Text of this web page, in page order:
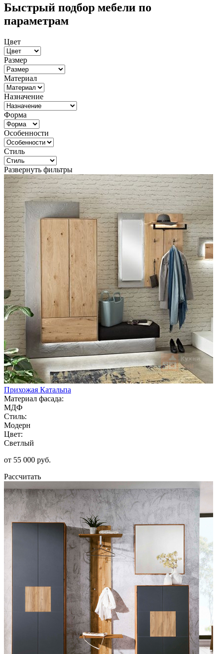
Быстрый подбор мебели по
параметрам
Цвет
Размер
Материал
Назначение
Форма
Особенности
Стиль
Развернуть фильтры
Прихожая Катальпа
Материал фасада:
МДФ
Стиль:
Модерн
Цвет:
Светлый
от 55 000 руб.
Рассчитать